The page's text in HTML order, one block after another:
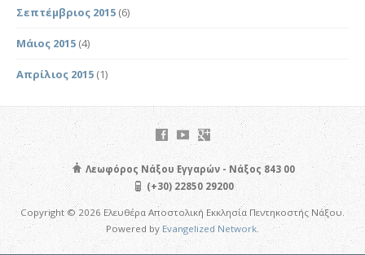
Σεπτέμβριος 2015 (6)
Μάιος 2015 (4)
Απρίλιος 2015 (1)
Λεωφόρος Νάξου Εγγαρών - Νάξος 843 00
(+30) 22850 29200
Copyright © 2026 Ελευθέρα Αποστολική Εκκλησία Πεντηκοστής Νάξου.
Powered byEvangelized Network.